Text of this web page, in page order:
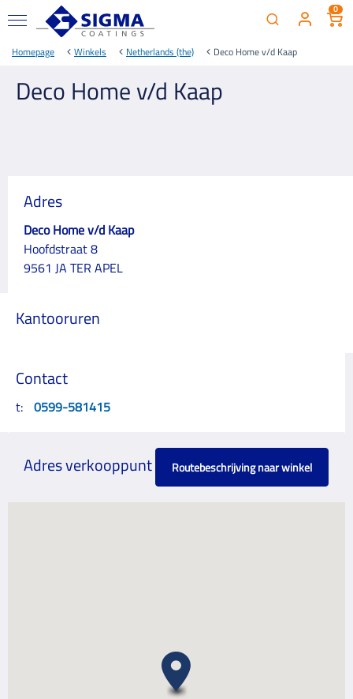
0
Homepage Winkels Netherlands (the) Deco Home v/d Kaap
Deco Home v/d Kaap
Adres
Deco Home v/d Kaap
Hoofdstraat 8
9561 JA TER APEL
Kantooruren
Contact
t: 0599-581415
Adres verkooppunt Routebeschrijving naar winkel